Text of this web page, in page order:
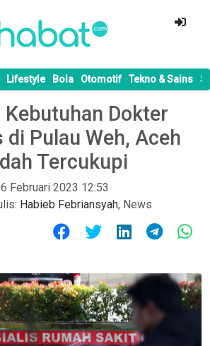
Lifestyle Bola Otomotif Tekno & Sains
Kebutuhan Dokter
di Pulau Weh, Aceh
Tercukupi
Februari 2023 12:53
Habieb Febriansyah, News